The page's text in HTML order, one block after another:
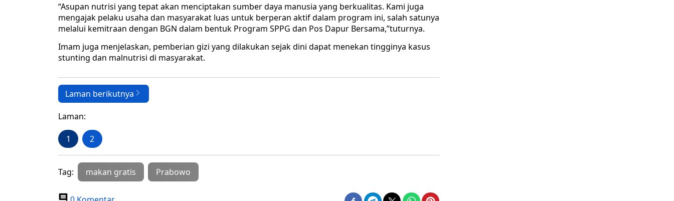
“Asupan nutrisi yang tepat akan menciptakan sumber daya manusia yang berkualitas. Kami juga
mengajak pelaku usaha dan masyarakat luas untuk berperan aktif dalam program ini, salah satunya
melalui kemitraan dengan BGN dalam bentuk Program SPPG dan Pos Dapur Bersama,”tuturnya.
Imam juga menjelaskan, pemberian gizi yang dilakukan sejak dini dapat menekan tingginya kasus
stunting dan malnutrisi di masyarakat.
Laman berikutnya
Laman:
1 2
Tag: makan gratis Prabowo